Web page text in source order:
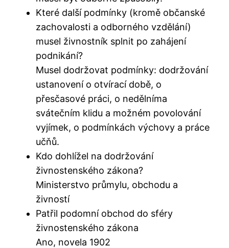
Které další podmínky (kromě občanské
zachovalosti a odborného vzdělání)
musel živnostník splnit po zahájení
podnikání?
Musel dodržovat podmínky: dodržování
ustanovení o otvírací době, o
přesčasové práci, o nedělníma
svátečním klidu a možném povolování
vyjímek, o podmínkách výchovy a práce
učňů.
Kdo dohlížel na dodržování
živnostenského zákona?
Ministerstvo průmylu, obchodu a
živností
Patřil podomní obchod do sféry
živnostenského zákona
Ano, novela 1902